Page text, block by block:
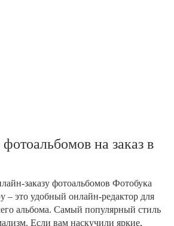
на заказ в
заказу фотоальбомов Фотобука
– это удобный онлайн-редактор для
альбома. Самый популярный стиль
Если вам наскучили яркие,